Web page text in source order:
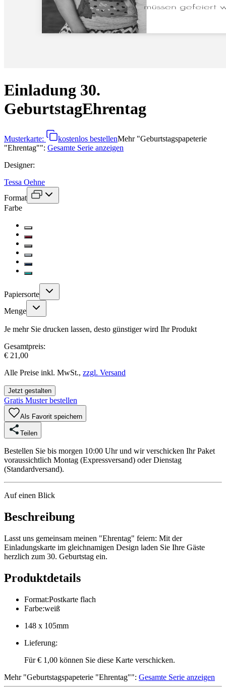
Einladung 30.
GeburtstagEhrentag
Musterkarte: kostenlos bestellenMehr"Geburtstagspapeterie
"Ehrentag"": Gesamte Serie anzeigen
Designer:
Tessa Oehne
Format
Farbe
Papiersorte
Menge
Je mehr Sie drucken lassen, desto günstiger wird Ihr Produkt
Gesamtpreis:
€ 21,00
Alle Preise inkl. MwSt., zzgl. Versand
Jetzt gestalten
Gratis Muster bestellen
Als Favorit speichern
Teilen
Bestellen Sie bis morgen 10:00 Uhr und wir verschicken Ihr Paket
voraussichtlich Montag (Expressversand) oder Dienstag
(Standardversand).
Auf einen Blick
Beschreibung
Lasst uns gemeinsam meinen "Ehrentag" feiern: Mit der
Einladungskarte im gleichnamigen Design laden Sie Ihre Gäste
herzlich zum 30. Geburtstag ein.
Produktdetails
Format:Postkarte flach
Farbe:weiß
148 x 105mm
Lieferung:
Für € 1,00 können Sie diese Karte verschicken.
Mehr"Geburtstagspapeterie "Ehrentag"": Gesamte Serie anzeigen